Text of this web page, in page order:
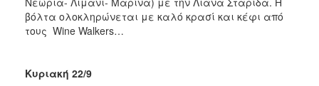
βόλτα ολοκληρώνεται με καλό κρασί και κέφι από
τους Wine Walkers…
Κυριακή 22/9